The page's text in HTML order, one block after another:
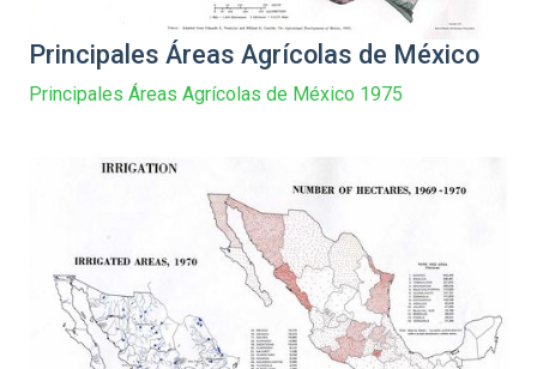
Principales Áreas Agrícolas de México
Principales Áreas Agrícolas de México 1975